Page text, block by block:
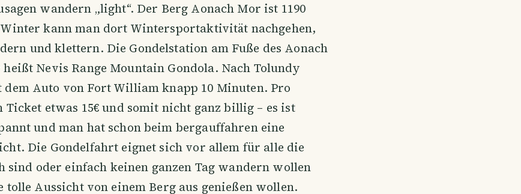
wandern „light“. Der Berg Aonach Mor ist 1190
kann man dort Wintersportaktivität nachgehen,
und klettern. Die Gondelstation am Fuße des Aonach
Nevis Range Mountain Gondola. Nach Tolundy
Auto von Fort William knapp 10 Minuten. Pro
Ticket etwas 15€ und somit nicht ganz billig – es ist
und man hat schon beim bergauffahren eine
Die Gondelfahrt eignet sich vor allem für alle die
sind oder einfach keinen ganzen Tag wandern wollen
tolle Aussicht von einem Berg aus genießen wollen.